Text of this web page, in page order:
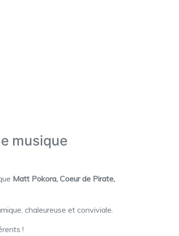
musique
Matt Pokora, Coeur de Pirate,
chaleureuse et conviviale.
!